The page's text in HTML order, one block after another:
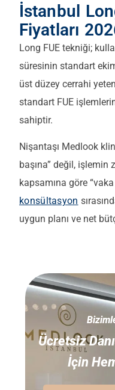
İstanbul
Fiyatları
Long FUE tekniği;
süresinin standart
üst düzey cerrahi
standart FUE
sahiptir.
Nişantaşı Medlook
başına” değil, işlemin
kapsamına göre
konsültasyon
uygun planı ve net
Ücretsiz
İçin